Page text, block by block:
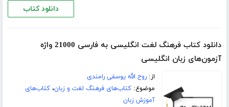
دانلود کتاب
دانلود کتاب فرهنگ لغت انگلیسی به فارسی 21000 واژه
آزمون‌های زبان انگلیسی
از:روح الله یوسفی رامندی
موضوع:کتاب‌های فرهنگ لغت و زبان،کتاب‌های
آموزش زبان